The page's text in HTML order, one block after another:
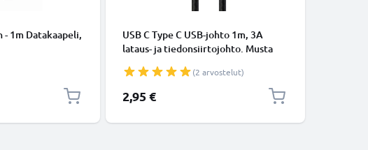
- 1m Datakaapeli,
USB C Type C USB-johto 1m, 3A
lataus- ja tiedonsiirtojohto. Musta
USB-kaapeli
(2 arvostelut)
2,95 €